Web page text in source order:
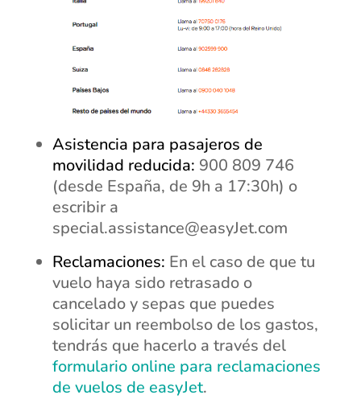
Asistencia para pasajeros de
movilidad reducida: 900 809 746
(desde España, de 9h a 17:30h) o
escribir a
special.assistance@easyJet.com
Reclamaciones: En el caso de que tu
vuelo haya sido retrasado o
cancelado y sepas que puedes
solicitar un reembolso de los gastos,
tendrás que hacerlo a través del
formulario online para reclamaciones
de vuelos de easyJet.